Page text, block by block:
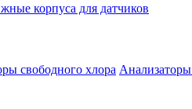
корпуса для датчиков
свободного хлора